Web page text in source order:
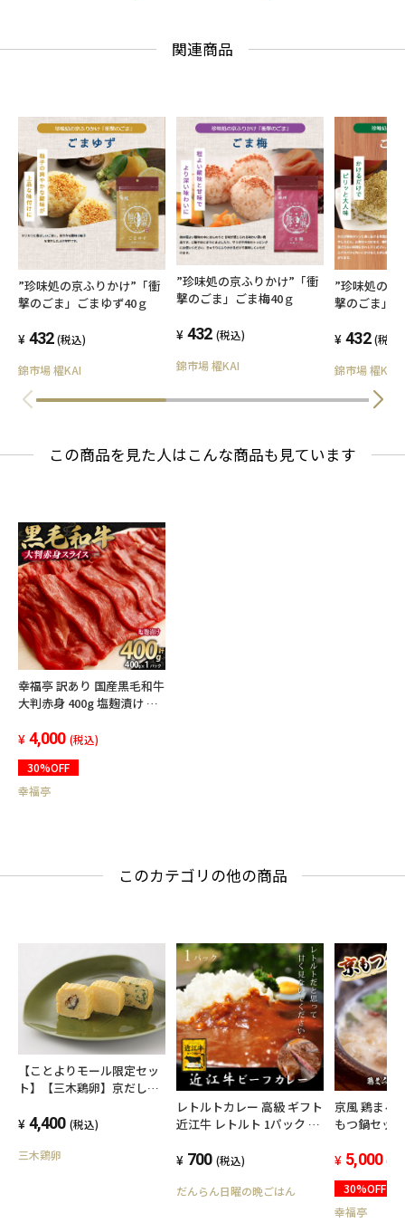
関連商品
”珍味処の京ふりかけ”「衝
撃のごま」ごまゆず40ｇ
432 (税込)
錦市場 櫂KAI
”珍味処の京ふりかけ”「衝
撃のごま」ごま梅40ｇ
432 (税込)
錦市場 櫂KAI
”珍味処の京
撃のごま」
432 (税込)
錦市場 櫂KAI
この商品を見た人はこんな商品も見ています
幸福亭 訳あり 国産黒毛和牛
大判赤身 400g 塩麹漬け 肩
牛肉 切り落とし 和牛 肉
4,000 (税込)
30%OFF
幸福亭
このカテゴリの他の商品
【ことよりモール限定セッ
ト】【三木鶏卵】京だし巻
4,400 (税込)
三木鶏卵
レトルトカレー 高級 ギフト
近江牛 レトルト 1パック カ
当地カレー 国産 黒毛和牛
災 備蓄 台風対策 備え 和牛
700 (税込)
だんらん日曜の晩ごはん
京風 鶏まろ
もつ鍋セット
ョウ5,000 (税
30%OFF
幸福亭